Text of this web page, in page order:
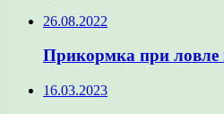
26.08.2022
Прикормка при ловле
16.03.2023